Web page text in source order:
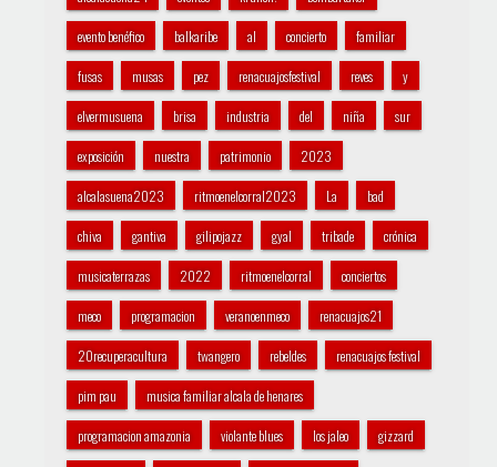
evento benéfico balkaribe al concierto familiar
fusas musas pez renacuajosfestival reves y
elvermusuena brisa industria del niña sur
exposición nuestra patrimonio 2023
alcalasuena2023 ritmoenelcorral2023 La bad
chiva gantiva gilipojazz gyal tribade crónica
musicaterrazas 2022 ritmoenelcorral conciertos
meco programacion veranoenmeco renacuajos21
20recuperacultura twangero rebeldes renacuajos festival
pim pau musica familiar alcala de henares
programacion amazonia violante blues los jaleo gizzard